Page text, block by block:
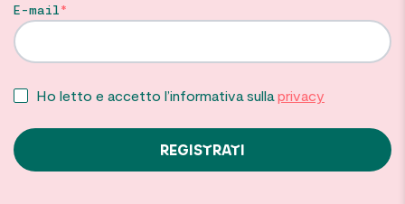
E-mail
Ho letto e accetto l’informativa sulla privacy